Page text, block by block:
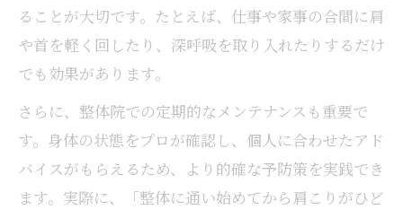
ることが大切です。たとえば、仕事や家事の合間に肩
や首を軽く回したり、深呼吸を取り入れたりするだけ
でも効果があります。
さらに、整体院での定期的なメンテナンスも重要で
す。身体の状態をプロが確認し、個人に合わせたアド
バイスがもらえるため、より的確な予防策を実践でき
ます。実際に、「整体に通い始めてから肩こりがひど